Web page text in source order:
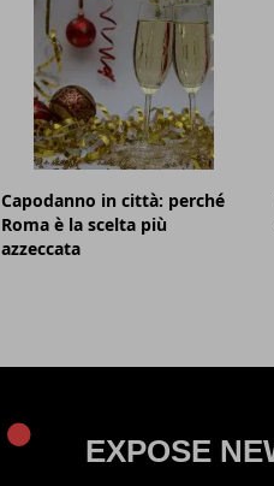
Capodanno in città: perché
Roma è la scelta più
azzeccata